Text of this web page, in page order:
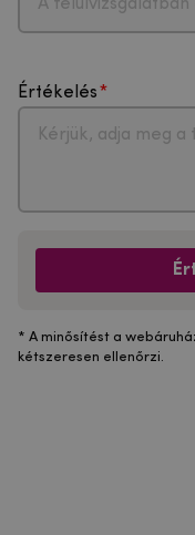
Értékelés
* A minősítést a
kétszeresen ellenőrzi.